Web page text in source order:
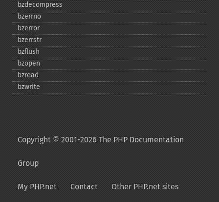
bzdecompress
bzerrno
bzerror
bzerrstr
bzflush
bzopen
bzread
bzwrite
Copyright © 2001-2026 The PHP Documentation
Group
My PHP.net Contact Other PHP.net sites